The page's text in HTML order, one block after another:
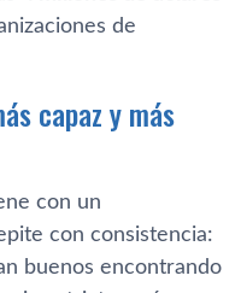
de
capaz y más
con un
con consistencia:
buenos encontrando